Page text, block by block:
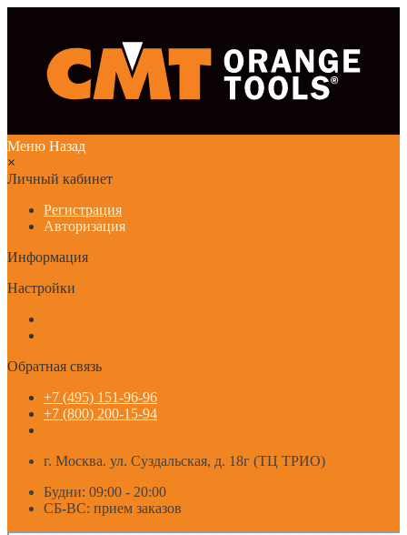
Меню Назад
×
Личный кабинет
Регистрация
Авторизация
Информация
Настройки
Обратная связь
+7 (495) 151-96-96
+7 (800) 200-15-94
г. Москва. ул. Суздальская, д. 18г (ТЦ ТРИО)
Будни: 09:00 - 20:00
СБ-ВС: прием заказов